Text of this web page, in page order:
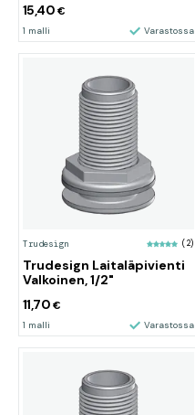
15,40 €
1 malli Varastossa
Trudesign (2)
Trudesign Laitaläpivienti
Valkoinen, 1/2"
11,70 €
1 malli Varastossa